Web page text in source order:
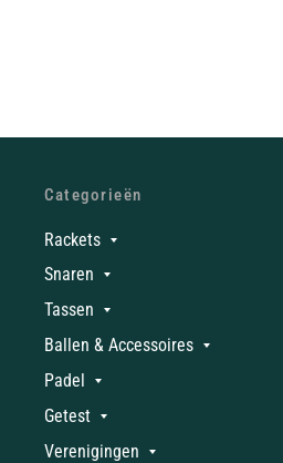
Categorieën
Rackets
Snaren
Tassen
Ballen & Accessoires
Padel
Getest
Verenigingen